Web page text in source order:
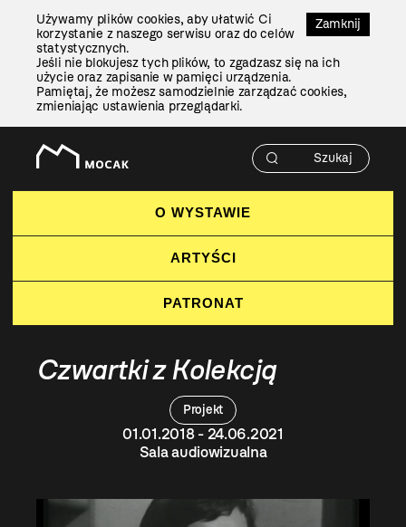
Zamknij
Używamy plików cookies, aby ułatwić Ci
korzystanie z naszego serwisu oraz do celów
statystycznych.
Jeśli nie blokujesz tych plików, to zgadzasz się na ich
użycie oraz zapisanie w pamięci urządzenia.
Pamiętaj, że możesz samodzielnie zarządzać cookies,
zmieniając ustawienia przeglądarki.
O WYSTAWIE
ARTYŚCI
PATRONAT
Projekt
01.01.2018 - 24.06.2021
Sala audiowizualna
Czwartki z Kolekcją